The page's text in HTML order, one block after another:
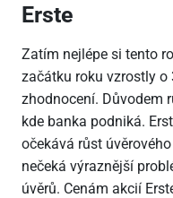
Erste
Zatím nejlépe si tento
začátku roku vzrostly o
zhodnocení. Důvodem
kde banka podniká.
očekává růst
nečeká výraznější
úvěrů. Cenám akcií